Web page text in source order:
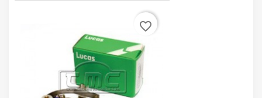
favorite_border